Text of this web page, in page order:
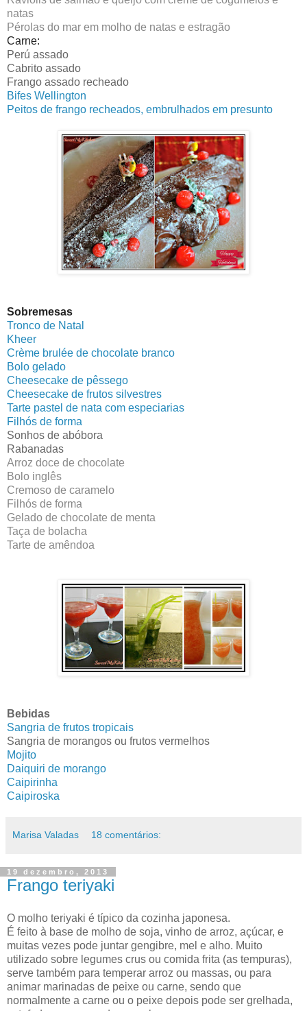
natas
Pérolas do mar em molho de natas e estragão
Carne:
Perú assado
Cabrito assado
Frango assado recheado
Bifes Wellington
Peitos de frango recheados, embrulhados em presunto
Sobremesas
Tronco de Natal
Kheer
Crème brulée de chocolate branco
Bolo gelado
Cheesecake de pêssego
Cheesecake de frutos silvestres
Tarte pastel de nata com especiarias
Filhós de forma
Sonhos de abóbora
Rabanadas
Arroz doce de chocolate
Bolo inglês
Cremoso de caramelo
Filhós de forma
Gelado de chocolate de menta
Taça de bolacha
Tarte de amêndoa
Bebidas
Sangria de frutos tropicais
Sangria de morangos ou frutos vermelhos
Mojito
Daiquiri de morango
Caipirinha
Caipiroska
Marisa Valadas 18 comentários:
19 dezembro, 2013
Frango teriyaki
O molho teriyaki é típico da cozinha japonesa.
É feito à base de molho de soja, vinho de arroz, açúcar, e
muitas vezes pode juntar gengibre, mel e alho. Muito
utilizado sobre legumes crus ou comida frita (as tempuras),
serve também para temperar arroz ou massas, ou para
animar marinadas de peixe ou carne, sendo que
normalmente a carne ou o peixe depois pode ser grelhada,